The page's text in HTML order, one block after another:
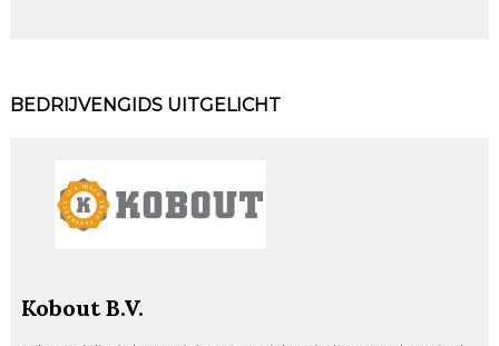
BEDRIJVENGIDS UITGELICHT
Kobout B.V.